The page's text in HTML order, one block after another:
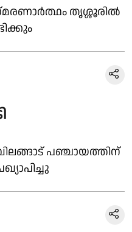
തൃശ്ശൂരിൽ
പഞ്ചായത്തിന്